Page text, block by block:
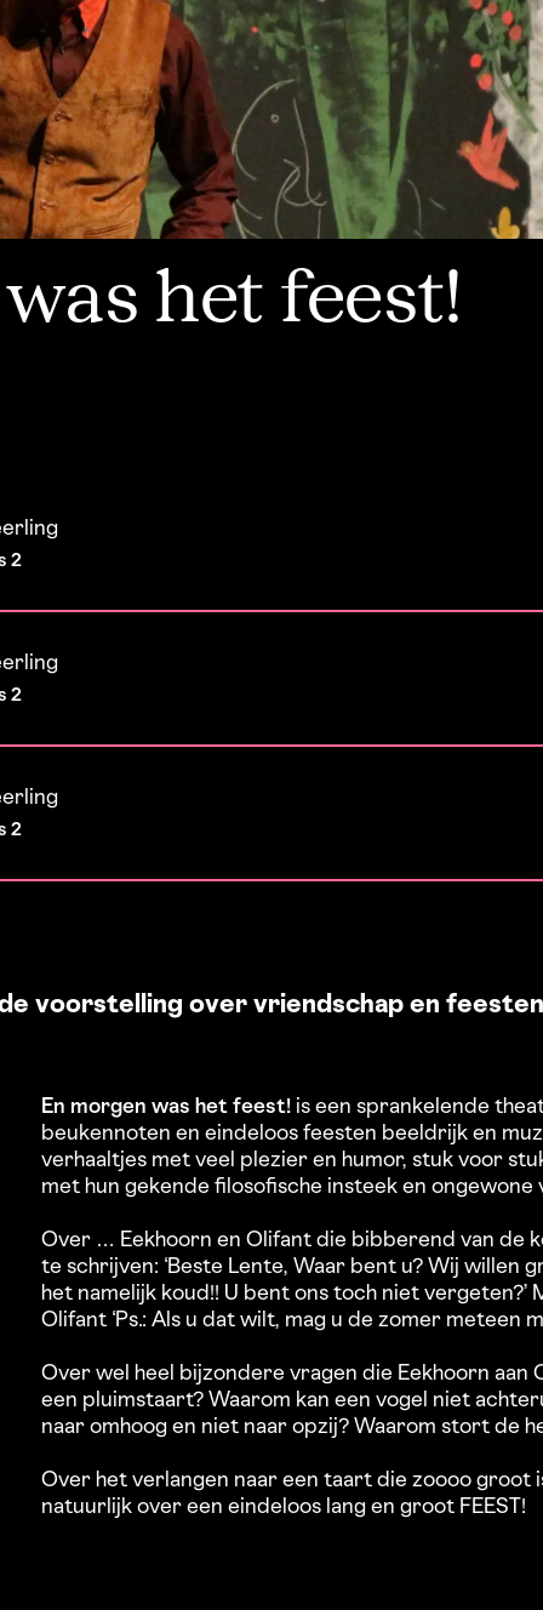
het feest!
2
2
2
voorstelling over vriendschap en
En morgen was het feest!is een sprankelende
beukennoten en eindeloos feesten beeldrijk en
verhaaltjes met veel plezier en humor, stuk voor
met hun gekende filosofische insteek en
Over … Eekhoorn en Olifant die bibberend van de
te schrijven: ‘Beste Lente, Waar bent u? Wij willen
het namelijk koud!! U bent ons toch niet
Olifant ‘Ps.: Als u dat wilt, mag u de zomer meteen
Over wel heel bijzondere vragen die Eekhoorn
een pluimstaart? Waarom kan een vogel niet
naar omhoog en niet naar opzij? Waarom stort de
Over het verlangen naar een taart die zoooo groot
natuurlijk over een eindeloos lang en groot FEEST!